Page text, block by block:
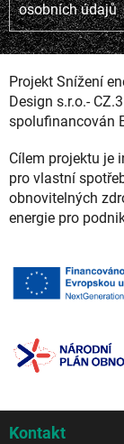
osobních údajů
Projekt Snížení
Design s.r.o.-
spolufinancován
Cílem projektu je
pro vlastní
obnovitelných
energie pro
Kontakt